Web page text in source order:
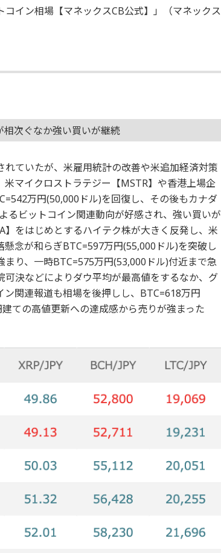
イン相場【マネックスCB公式】」（マネックス
次ぐなか強い買いが継続
ていたが、米雇用統計の改善や米追加経済対策
マイクロストラテジー【MSTR】や香港上場企
万円(50,000ドル)を回復し、その後もカナダ
るビットコイン関連動向が好感され、強い買いが
をはじめとするハイテク株が大きく反発し、米
念が和らぎBTC=597万円(55,000ドル)を突破し
り、一時BTC=575万円(53,000ドル)付近まで急
決などによりダウ平均が最高値をするなか、グ
関連報道も相場を後押しし、BTC=618万円
ての高値更新への達成感から売りが強まった